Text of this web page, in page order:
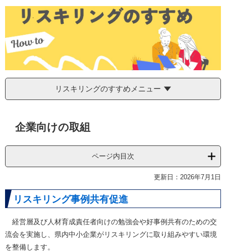
リスキリングのすすめメニュー
企業向けの取組
ページ内目次
更新日：2026年7月1日
リスキリング事例共有促進
経営層及び人材育成責任者向けの勉強会や好事例共有のための交
流会を実施し、県内中小企業がリスキリングに取り組みやすい環境
を整備します。